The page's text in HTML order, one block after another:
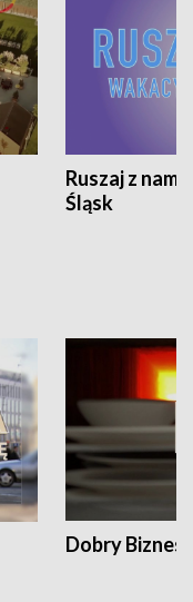
Ruszaj z
Śląsk
Dobry Biznes